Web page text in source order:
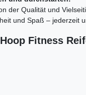
der Qualität und
und Spaß – jederzeit
Fitness